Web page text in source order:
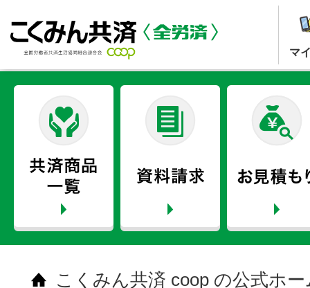
マ
こくみん共済 coop の公式ホ